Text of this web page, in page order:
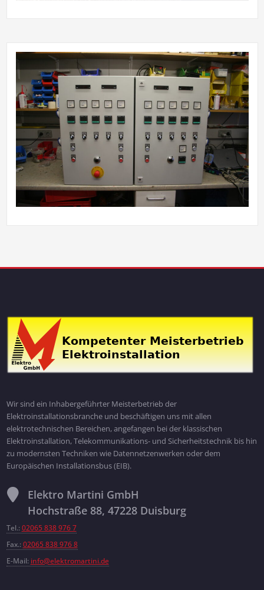
Wir sind ein Inhabergeführter Meisterbetrieb der
Elektroinstallationsbranche und beschäftigen uns mit allen
elektrotechnischen Bereichen, angefangen bei der klassischen
Elektroinstallation, Telekommunikations- und Sicherheitstechnik bis hin
zu modernsten Techniken wie Datennetzenwerken oder dem
Europäischen Installationsbus (EIB).
Elektro Martini GmbH
Hochstraße 88, 47228 Duisburg
Tel.: 02065 838 976 7
Fax.: 02065 838 976 8
E-Mail: info@elektromartini.de